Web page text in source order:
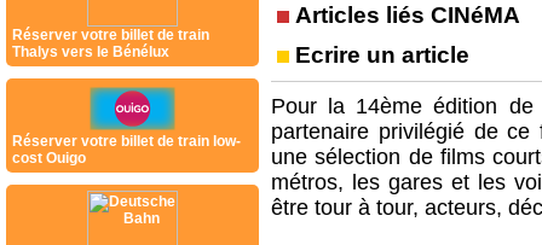
Réserver votre billet de train
Thalys vers le Bénélux
Réserver votre billet de train low-
cost Ouigo
Articles liés CINéMA
Ecrire un article
Pour la 14ème édition
partenaire privilégié de
une sélection de films
métros, les gares et les
être tour à tour, acteurs,